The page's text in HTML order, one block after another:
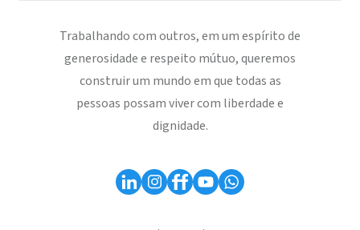
Trabalhando com outros, em um espírito de
generosidade e respeito mútuo, queremos
construir um mundo em que todas as
pessoas possam viver com liberdade e
dignidade.